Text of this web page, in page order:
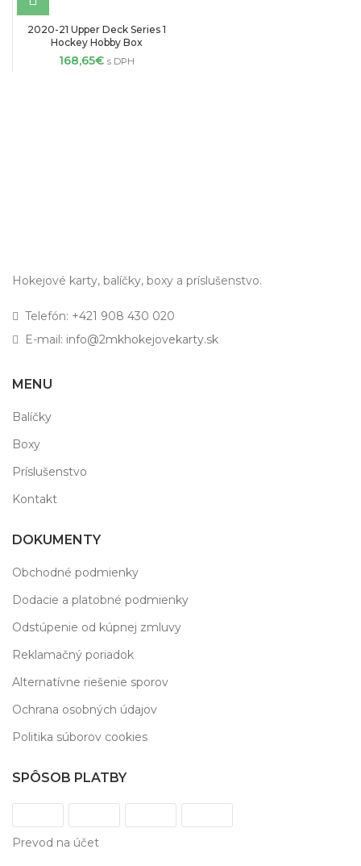
2020-21 Upper Deck Series 1
Hockey Hobby Box
168,65€ s DPH
Hokejové karty, balíčky, boxy a príslušenstvo.
Telefón: +421 908 430 020
E-mail: info@2mkhokejovekarty.sk
MENU
Balíčky
Boxy
Príslušenstvo
Kontakt
DOKUMENTY
Obchodné podmienky
Dodacie a platobné podmienky
Odstúpenie od kúpnej zmluvy
Reklamačný poriadok
Alternatívne riešenie sporov
Ochrana osobných údajov
Politika súborov cookies
SPÔSOB PLATBY
Prevod na účet